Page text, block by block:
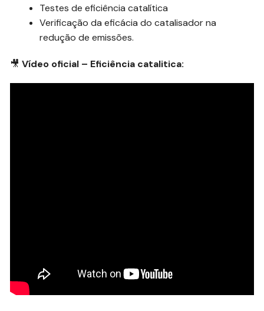
Testes de eficiência catalítica
Verificação da eficácia do catalisador na
redução de emissões.
🎥Vídeo oficial – Eficiência catalitica: